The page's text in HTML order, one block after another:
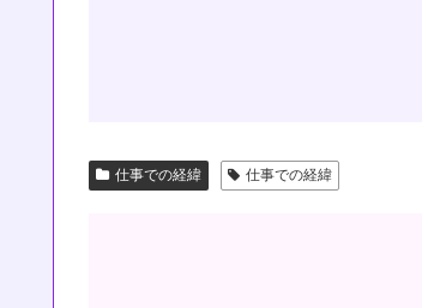
仕事での経緯 仕事での経緯